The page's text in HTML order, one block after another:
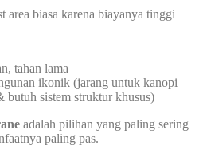
area biasa karena biayanya tinggi
tahan lama
ikonik (jarang untuk kanopi
butuh sistem struktur khusus)
adalah pilihan yang paling sering
paling pas.